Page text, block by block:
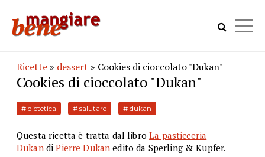
Ricette » dessert » Cookies di cioccolato "Dukan"
Cookies di cioccolato "Dukan"
# dietetica # salutare # dukan
Questa ricetta è tratta dal libroLa pasticceria
DukandiPierre Dukan edito da Sperling & Kupfer.